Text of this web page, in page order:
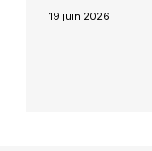
19 juin 2026